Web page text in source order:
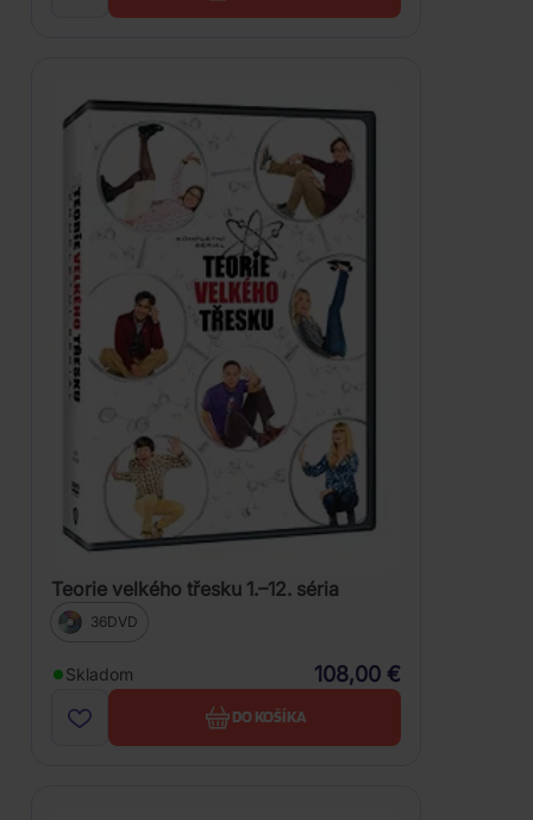
Teorie velkého třesku 1.–12. séria
36DVD
Skladom 108,00 €
DO KOŠÍKA